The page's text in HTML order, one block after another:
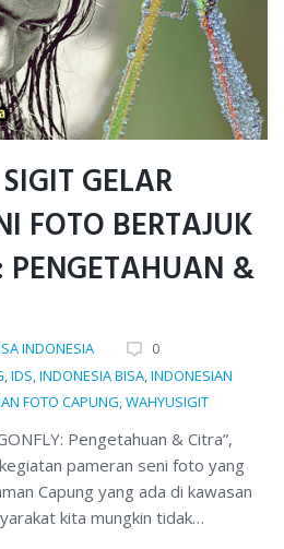
GELAR
FOTO BERTAJUK
PENGETAHUAN &
INDONESIA
0
,IDS,INDONESIA BISA,INDONESIAN
FOTO CAPUNG,WAHYUSIGIT
Pengetahuan & Citra”,
pameran seni foto yang
Capung yang ada di kawasan
kita mungkin tidak…